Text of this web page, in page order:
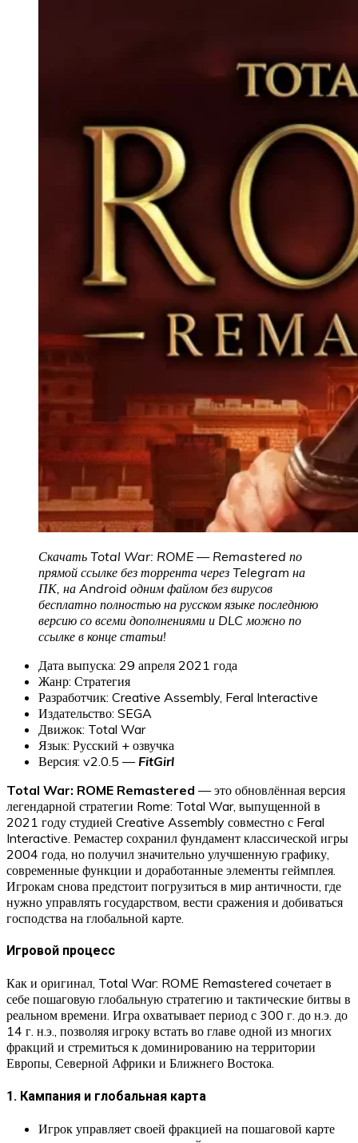
Скачать Total War: ROME — Remastered по
прямой ссылке без торрента через Telegram на
ПК, на Android одним файлом без вирусов
бесплатно полностью на русском языке последнюю
версию со всеми дополнениями и DLC можно по
ссылке в конце статьи!
Дата выпуска: 29 апреля 2021 года
Жанр: Стратегия
Разработчик: Creative Assembly, Feral Interactive
Издательство: SEGA
Движок: Total War
Язык: Русский + озвучка
Версия: v2.0.5 — FitGirl
Total War: ROME Remastered — это обновлённая версия
легендарной стратегии Rome: Total War, выпущенной в
2021 году студией Creative Assembly совместно с Feral
Interactive. Ремастер сохранил фундамент классической игры
2004 года, но получил значительно улучшенную графику,
современные функции и доработанные элементы геймплея.
Игрокам снова предстоит погрузиться в мир античности, где
нужно управлять государством, вести сражения и добиваться
господства на глобальной карте.
Игровой процесс
Как и оригинал, Total War: ROME Remastered сочетает в
себе пошаговую глобальную стратегию и тактические битвы в
реальном времени. Игра охватывает период с 300 г. до н.э. до
14 г. н.э., позволяя игроку встать во главе одной из многих
фракций и стремиться к доминированию на территории
Европы, Северной Африки и Ближнего Востока.
1. Кампания и глобальная карта
Игрок управляет своей фракцией на пошаговой карте